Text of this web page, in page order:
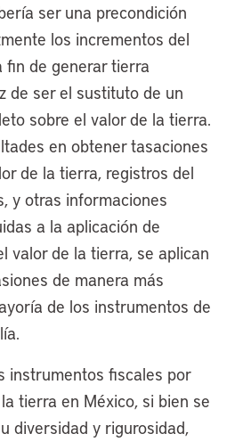
ser una precondición
los incrementos del
fin de generar tierra
de ser el sustituto de un
sobre el valor de la tierra.
en obtener tasaciones
de la tierra, registros del
y otras informaciones
a la aplicación de
valor de la tierra, se aplican
de manera más
de los instrumentos de
instrumentos fiscales por
tierra en México, si bien se
diversidad y rigurosidad,